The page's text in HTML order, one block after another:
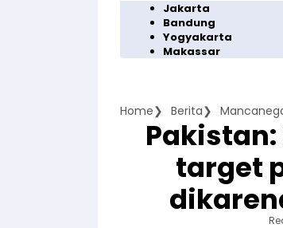
Jakarta
Bandung
Yogyakarta
Makassar
Home Berita
target